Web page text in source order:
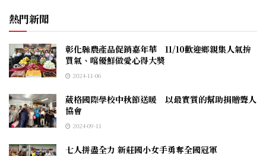
熱門新聞
彰化縣農產品促銷嘉年華 11/10歡迎鄉親集人氣拚
買氣、嚐優鮮做愛心得大獎
2024-11-06
葳格國際學校中秋節送暖 以最實質的幫助捐贈聾人
協會
2024-09-11
七人拼盡全力 新莊國小女手勇奪全國冠軍